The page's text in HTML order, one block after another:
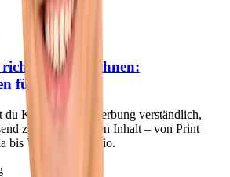
kennzeichnen:
für 2026
du KI-generierte Werbung verständlich,
zum tatsächlichen Inhalt – von Print
bis Video und Audio.